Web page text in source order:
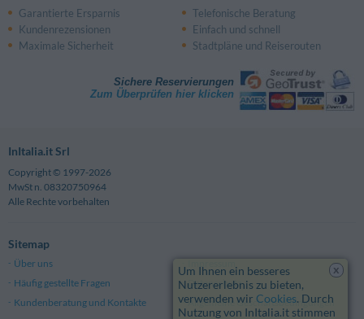
Garantierte Ersparnis
Telefonische Beratung
Kundenrezensionen
Einfach und schnell
Maximale Sicherheit
Stadtpläne und Reiserouten
Sichere Reservierungen
Zum Überprüfen hier klicken
InItalia.it Srl
Copyright © 1997-2026
MwSt n. 08320750964
Alle Rechte vorbehalten
Sitemap
Über uns
Häufig gestellte Fragen
Datenschutz
Kundenberatung und Kontakte
Allgemeine Geschäftsbedingungen
x
Um Ihnen ein besseres
Nutzererlebnis zu bieten,
verwenden wir Cookies. Durch
Nutzung von InItalia.it stimmen